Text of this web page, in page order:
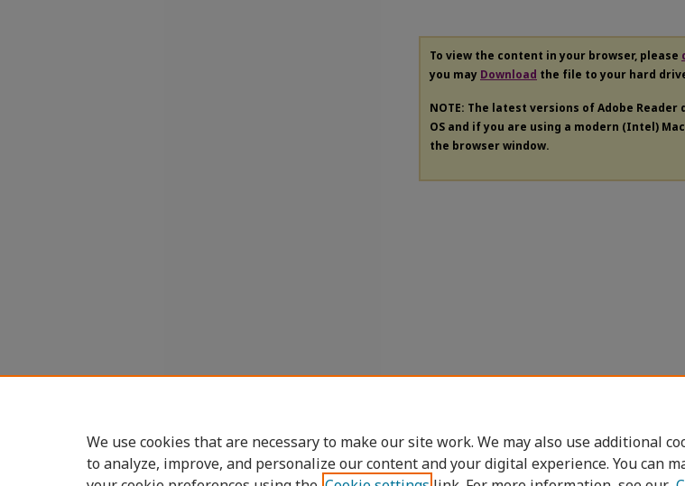
To view the content in your browser, please
you may Download the file to your hard
NOTE: The latest versions of Adobe
OS and if you are using a modern (Intel)
the browser window.
We use cookies that are necessary to make our site work. We may also use additional
to analyze, improve, and personalize our content and your digital experience. You can